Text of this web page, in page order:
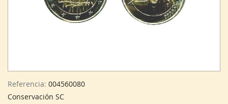
Referencia: 004560080
Conservación SC